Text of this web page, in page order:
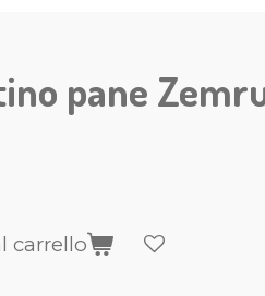
pane
carrello